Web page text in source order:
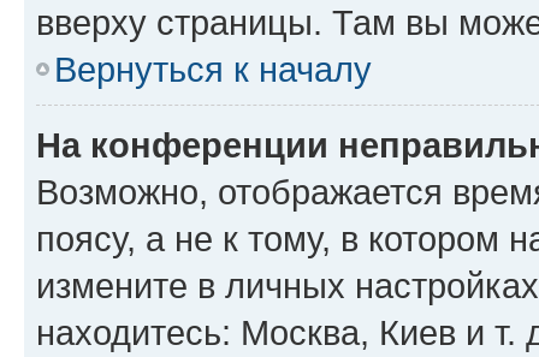
вверху страницы. Там вы
Вернуться к началу
На конференции
Возможно, отображается
поясу, а не к тому, в котором
измените в личных
находитесь: Москва, Киев и т.